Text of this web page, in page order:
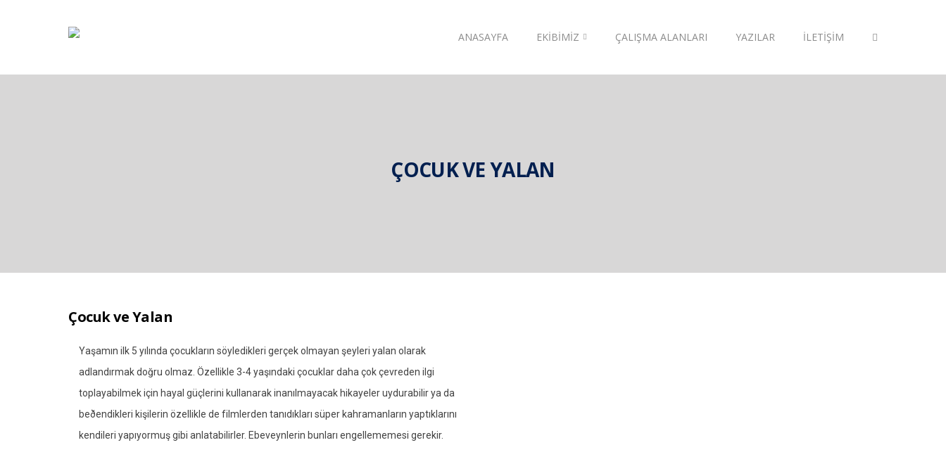
ANASAYFA EKIBIMIZ ÇALIŞMA ALANLARI YAZILAR İLETIŞIM
ÇOCUK VE YALAN
Çocuk ve Yalan
Yaşamın ilk 5 yılında çocukların söyledikleri gerçek olmayan şeyleri yalan olarak
adlandırmak doğru olmaz. Özellikle 3-4 yaşındaki çocuklar daha çok çevreden ilgi
toplayabilmek için hayal güçlerini kullanarak inanılmayacak hikayeler uydurabilir ya da
beðendikleri kişilerin özellikle de filmlerden tanıdıkları süper kahramanların yaptıklarını
kendileri yapıyormuş gibi anlatabilirler. Ebeveynlerin bunları engellememesi gerekir.